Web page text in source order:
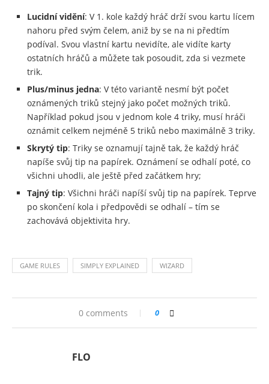
Lucidní vidění: V 1. kole každý hráč drží svou kartu lícem
nahoru před svým čelem, aniž by se na ni předtím
podíval. Svou vlastní kartu nevidíte, ale vidíte karty
ostatních hráčů a můžete tak posoudit, zda si vezmete
trik.
Plus/minus jedna: V této variantě nesmí být počet
oznámených triků stejný jako počet možných triků.
Například pokud jsou v jednom kole 4 triky, musí hráči
oznámit celkem nejméně 5 triků nebo maximálně 3 triky.
Skrytý tip: Triky se oznamují tajně tak, že každý hráč
napíše svůj tip na papírek. Oznámení se odhalí poté, co
všichni uhodli, ale ještě před začátkem hry;
Tajný tip: Všichni hráči napíší svůj tip na papírek. Teprve
po skončení kola i předpovědi se odhalí – tím se
zachovává objektivita hry.
GAME RULES SIMPLY EXPLAINED WIZARD
0 comments 0
FLO